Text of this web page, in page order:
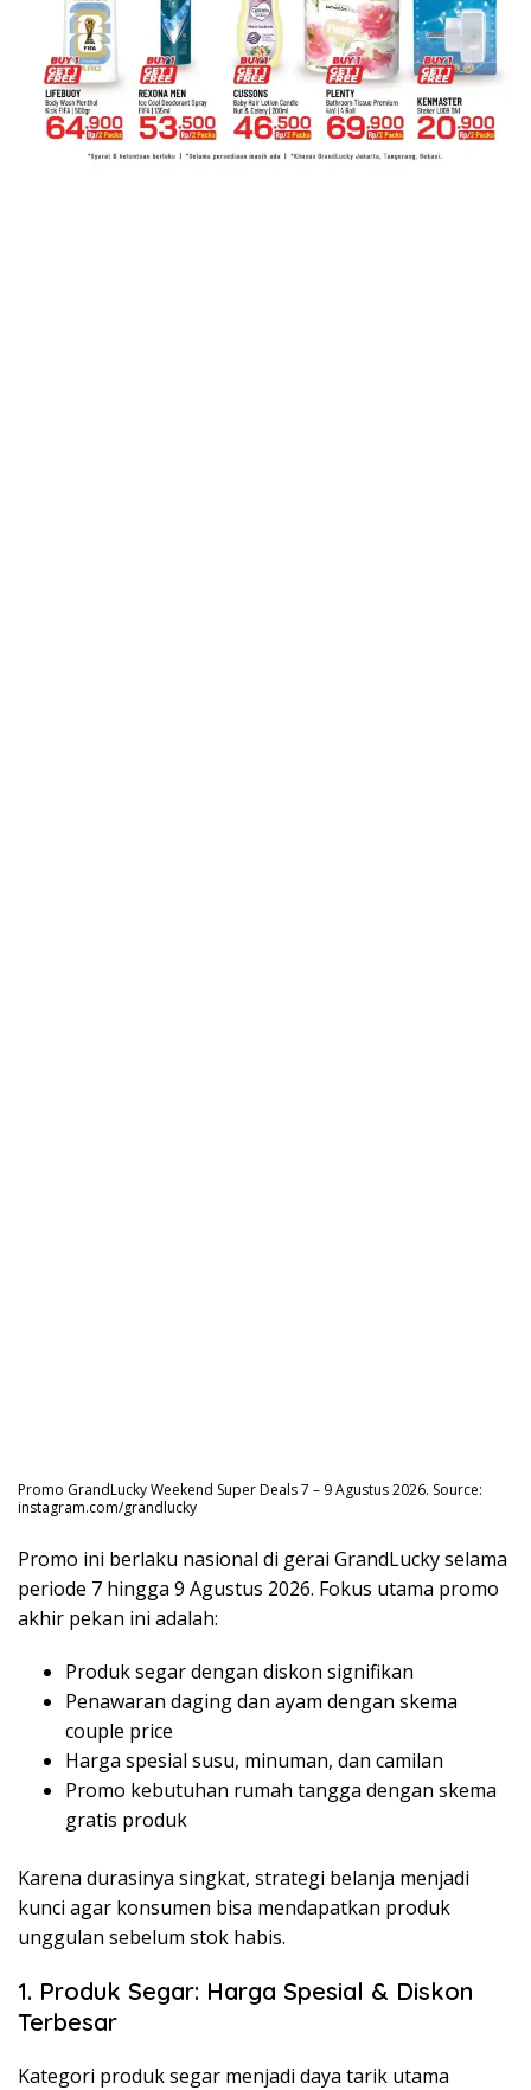
Promo GrandLucky Weekend Super Deals 7 – 9 Agustus 2026. Source:
instagram.com/grandlucky
Promo ini berlaku nasional di gerai GrandLucky selama
periode 7 hingga 9 Agustus 2026. Fokus utama promo
akhir pekan ini adalah:
Produk segar dengan diskon signifikan
Penawaran daging dan ayam dengan skema
couple price
Harga spesial susu, minuman, dan camilan
Promo kebutuhan rumah tangga dengan skema
gratis produk
Karena durasinya singkat, strategi belanja menjadi
kunci agar konsumen bisa mendapatkan produk
unggulan sebelum stok habis.
1. Produk Segar: Harga Spesial & Diskon
Terbesar
Kategori produk segar menjadi daya tarik utama